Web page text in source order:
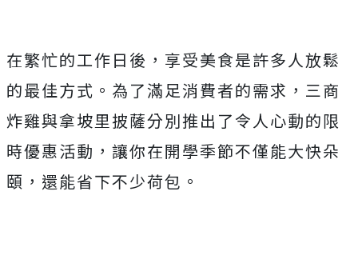
在繁忙的工作日後，享受美食是許多人放鬆
的最佳方式。為了滿足消費者的需求，三商
炸雞與拿坡里披薩分別推出了令人心動的限
時優惠活動，讓你在開學季節不僅能大快朵
頤，還能省下不少荷包。